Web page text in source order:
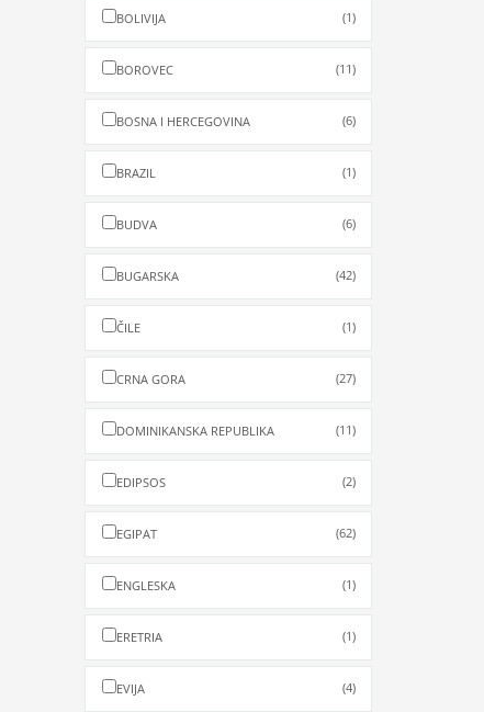
BOLIVIJA (1)
BOROVEC (11)
BOSNA I HERCEGOVINA (6)
BRAZIL (1)
BUDVA (6)
BUGARSKA (42)
ČILE (1)
CRNA GORA (27)
DOMINIKANSKA REPUBLIKA (11)
EDIPSOS (2)
EGIPAT (62)
ENGLESKA (1)
ERETRIA (1)
EVIJA (4)